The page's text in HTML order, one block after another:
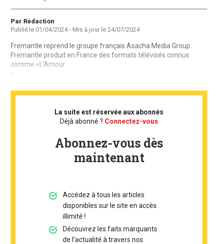
Auteur
Par Rédaction
Publié le 01/04/2024- Mis à jour le 24/07/2024
Fremantle reprend le groupe français Asacha Media Group.
Fremantle produit en France des formats télévisés connus
comme «L’Amour
> ...
La suite est réservée aux abonnés
Déjà abonné ? Connectez-vous
Abonnez-vous dès
maintenant
Accédez à tous les articles
disponibles sur le site en accès
illimité !
Découvrez les faits marquants
de l’actualité à travers nos